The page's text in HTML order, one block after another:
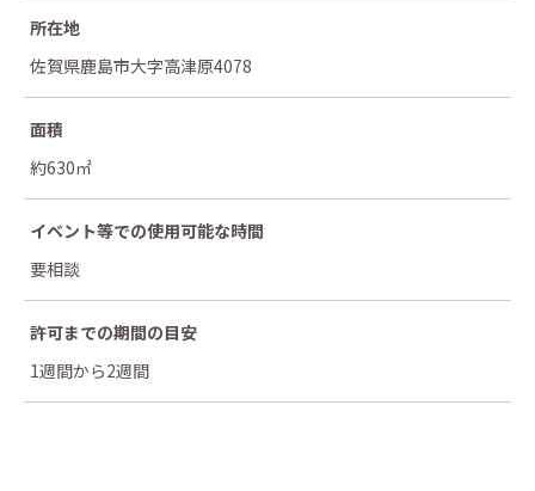
所在地
佐賀県鹿島市大字高津原4078
面積
約630㎡
イベント等での使用可能な時間
要相談
許可までの期間の目安
1週間から2週間